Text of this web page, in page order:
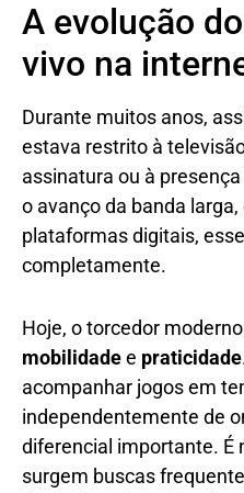
A evolução
vivo na
Durante muitos anos,
estava restrito à
assinatura ou à
o avanço da banda
plataformas digitais,
completamente.
Hoje, o torcedor
mobilidadee praticidade
acompanhar jogos em
independentemente de
diferencial importante. É
surgem buscas